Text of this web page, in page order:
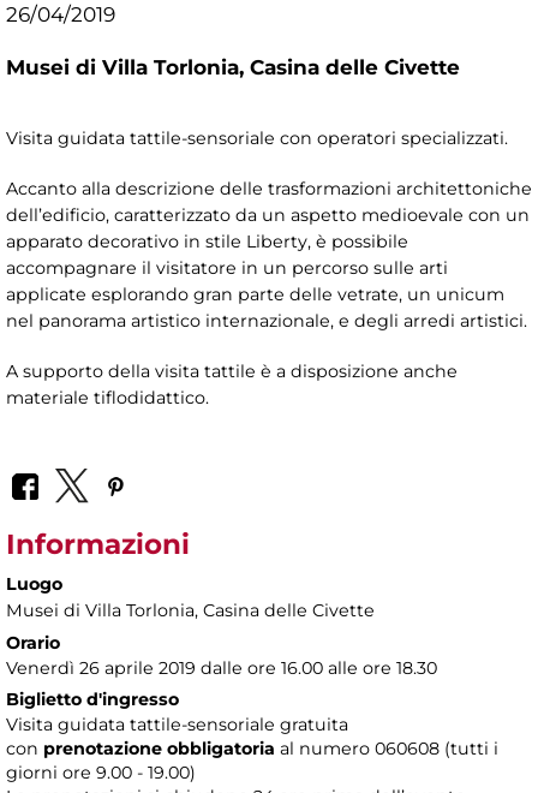
26/04/2019
Musei di Villa Torlonia, Casina delle Civette
Visita guidata tattile-sensoriale con operatori specializzati.
Accanto alla descrizione delle trasformazioni architettoniche
dell’edificio, caratterizzato da un aspetto medioevale con un
apparato decorativo in stile Liberty, è possibile
accompagnare il visitatore in un percorso sulle arti
applicate esplorando gran parte delle vetrate, un unicum
nel panorama artistico internazionale, e degli arredi artistici.
A supporto della visita tattile è a disposizione anche
materiale tiflodidattico.
Informazioni
Luogo
Musei di Villa Torlonia, Casina delle Civette
Orario
Venerdì 26 aprile 2019 dalle ore 16.00 alle ore 18.30
Biglietto d'ingresso
Visita guidata tattile-sensoriale gratuita
con prenotazione obbligatoria al numero 060608 (tutti i
giorni ore 9.00 - 19.00)